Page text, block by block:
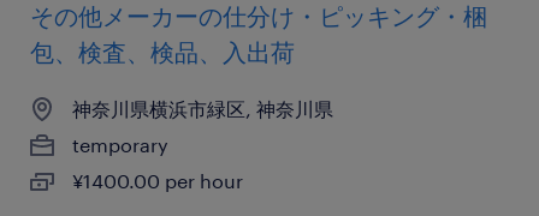
その他メーカーの仕分け・ピッキング・梱
包、検査、検品、入出荷
神奈川県横浜市緑区, 神奈川県
temporary
¥1400.00 per hour